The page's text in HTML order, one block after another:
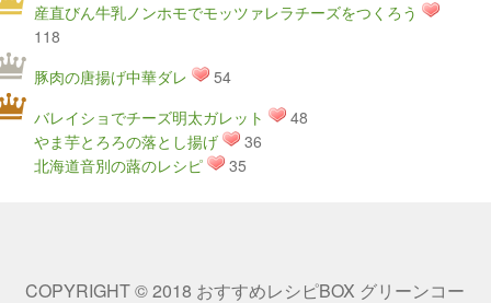
産直びん牛乳ノンホモでモッツァレラチーズをつくろう
118
豚肉の唐揚げ中華ダレ
54
バレイショでチーズ明太ガレット
48
やま芋とろろの落とし揚げ
36
北海道音別の蕗のレシピ
35
COPYRIGHT © 2018 おすすめレシピBOX グリーンコー